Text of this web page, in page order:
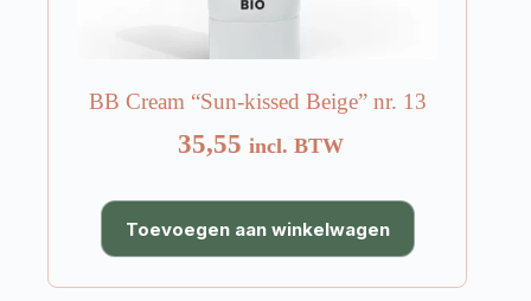
BB Cream “Sun-kissed Beige” nr. 13
35,55 incl. BTW
Toevoegen aan winkelwagen